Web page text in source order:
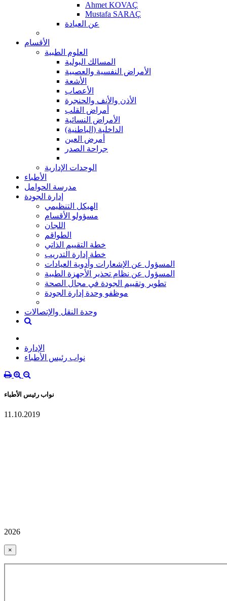
Ahmet KOVAÇ
Mustafa SARAÇ
عن العيادة
الأقسام
العلوم الطبية
المسالك البولية
الأمراض النفسية والعصبية
الأشعة
الأعصاب
الأذن والأنف والحنجرة
أمراض القلب
الأمراض النسائية
الداخلية (الباطنية)
أمرض العين
جراحة الصدر
الوحدات الإدارية
الأطباء
مدرسة الحوامل
إدارة الجودة
الهيكل التنظيمي
مسؤولو الأقسام
اللجان
الطواقم
خطة التقييم الذاتي
خطة إدارة التدريب
المسؤول عن الإشعارات وأدوية العيادات
المسؤول عن نظام تحذير الأجهزة الطبية
تطوير وتقييم الجودة في مجال الصحة
موظفو وحدة إدارة الجودة
وحدة النقل والإتصالات
الإدارة
نواب رئيس الأطباء
نواب رئيس الأطباء
11.10.2019
2026
×